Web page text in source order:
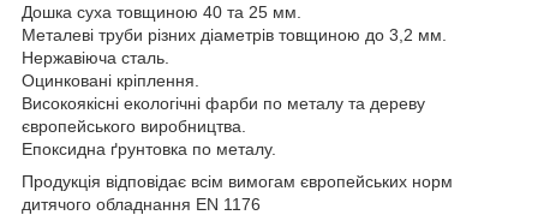
Дошка суха товщиною 40 та 25 мм.
Металеві труби різних діаметрів товщиною до 3,2 мм.
Нержавіюча сталь.
Оцинковані кріплення.
Високоякісні екологічні фарби по металу та дереву
європейського виробництва.
Епоксидна ґрунтовка по металу.
Продукція відповідає всім вимогам європейських норм
дитячого обладнання EN 1176